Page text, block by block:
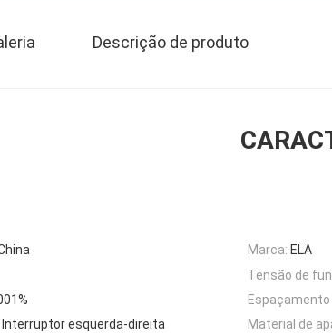
Descrição de produto
Marca: ELA
Tensão de
Interruptor esquerda-direita Material de